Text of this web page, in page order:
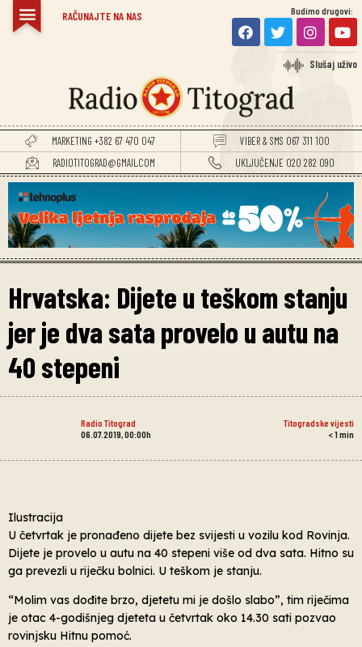
RAČUNAJTE NA NAS Budimo drugovi:
Slušaj uživo
MARKETING +382 67 470 047
VIBER & SMS 067 311 100
RADIOTITOGRAD@GMAIL.COM
UKLJUČENJE 020 282 090
Hrvatska: Dijete u teškom stanju
jer je dva sata provelo u autu na
40 stepeni
Radio Titograd
Titogradske vijesti
06.07.2019, 00:00h
< 1 min
Ilustracija
U četvrtak je pronađeno dijete bez svijesti u vozilu kod Rovinja.
Dijete je provelo u autu na 40 stepeni više od dva sata. Hitno su
ga prevezli u riječku bolnici. U teškom je stanju.
“Molim vas dođite brzo, djetetu mi je došlo slabo”, tim riječima
je otac 4-godišnjeg djeteta u četvrtak oko 14.30 sati pozvao
rovinjsku Hitnu pomoć.